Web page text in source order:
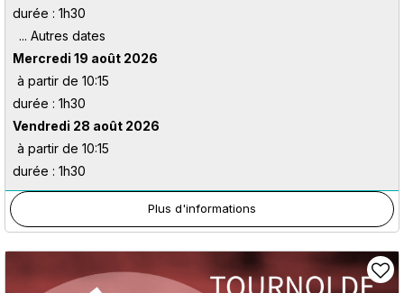
durée : 1h30
Mercredi 19 août 2026
à partir de 10:15
durée : 1h30
Vendredi 28 août 2026
à partir de 10:15
durée : 1h30
Plus d'informations